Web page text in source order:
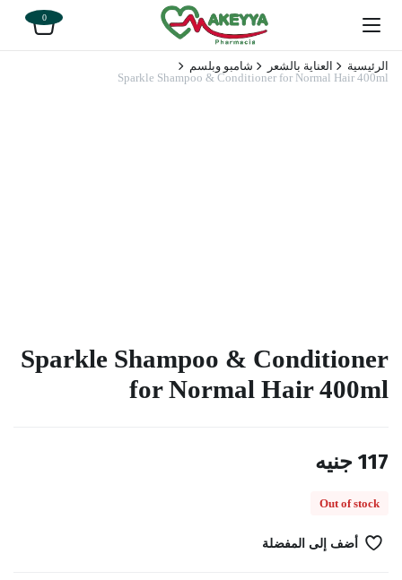
0
الرئيسية العناية بالشعر
شامبو وبلسم
Sparkle Shampoo & Conditioner for Normal Hair 400ml
Sparkle Shampoo & Conditioner
for Normal Hair 400ml
117 جنيه
Out of stock
أضف إلى المفضلة